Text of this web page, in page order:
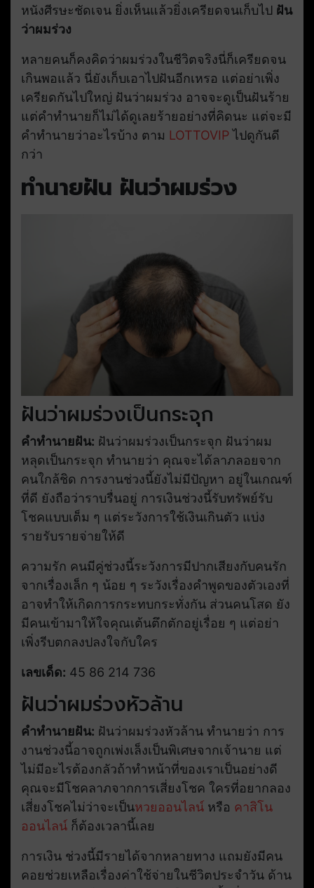
หนังศีรษะชัดเจน ยิ่งเห็นแล้วยิ่งเครียดจนเก็บไป ฝัน
ว่าผมร่วง
หลายคนก็คงคิดว่าผมร่วงในชีวิตจริงนี่ก็เครียดจน
เกินพอแล้ว นี่ยังเก็บเอาไปฝันอีกเหรอ แต่อย่าเพิ่ง
เครียดกันไปใหญ่ ฝันว่าผมร่วง อาจจะดูเป็นฝันร้าย
แต่คำทำนายก็ไม่ได้ดูเลยร้ายอย่างที่คิดนะ แต่จะมี
คำทำนายว่าอะไรบ้าง ตาม LOTTOVIP ไปดูกันดี
กว่า
ทำนายฝัน ฝันว่าผมร่วง
ฝันว่าผมร่วงเป็นกระจุก
คำทำนายฝัน: ฝันว่าผมร่วงเป็นกระจุก ฝันว่าผม
หลุดเป็นกระจุก ทำนายว่า คุณจะได้ลาภลอยจาก
คนใกล้ชิด การงานช่วงนี้ยังไม่มีปัญหา อยู่ในเกณฑ์
ที่ดี ยังถือว่าราบรื่นอยู่ การเงินช่วงนี้รับทรัพย์รับ
โชคแบบเต็ม ๆ แต่ระวังการใช้เงินเกินตัว แบ่ง
รายรับรายจ่ายให้ดี
ความรัก คนมีคู่ช่วงนี้ระวังการมีปากเสียงกับคนรัก
จากเรื่องเล็ก ๆ น้อย ๆ ระวังเรื่องคำพูดของตัวเองที่
อาจทำให้เกิดการกระทบกระทั่งกัน ส่วนคนโสด ยัง
มีคนเข้ามาให้ใจคุณเต้นตึกตักอยู่เรื่อย ๆ แต่อย่า
เพิ่งรีบตกลงปลงใจกับใคร
เลขเด็ด: 45 86 214 736
ฝันว่าผมร่วงหัวล้าน
คำทำนายฝัน: ฝันว่าผมร่วงหัวล้าน ทำนายว่า การ
งานช่วงนี้อาจถูกเพ่งเล็งเป็นพิเศษจากเจ้านาย แต่
ไม่มีอะไรต้องกลัวถ้าทำหน้าที่ของเราเป็นอย่างดี
คุณจะมีโชคลาภจากการเสี่ยงโชค ใครที่อยากลอง
เสี่ยงโชคไม่ว่าจะเป็นหวยออนไลน์ หรือ คาสิโน
ออนไลน์ ก็ต้องเวลานี้เลย
การเงิน ช่วงนี้มีรายได้จากหลายทาง แถมยังมีคน
คอยช่วยเหลือเรื่องค่าใช้จ่ายในชีวิตประจำวัน ด้าน